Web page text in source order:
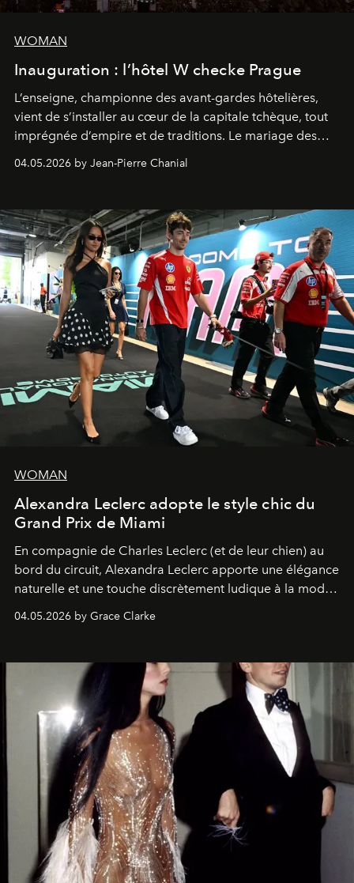
WOMAN
Inauguration : l’hôtel W checke Prague
L’enseigne, championne des avant-gardes hôtelières,
vient de s’installer au cœur de la capitale tchèque, tout
imprégnée d’empire et de traditions. Le mariage des
extrêmes fait merveille.
04.05.2026 by Jean-Pierre Chanial
WOMAN
Alexandra Leclerc adopte le style chic du
Grand Prix de Miami
En compagnie de Charles Leclerc (et de leur chien) au
bord du circuit, Alexandra Leclerc apporte une élégance
naturelle et une touche discrètement ludique à la mode
de la Formule 1.
04.05.2026 by Grace Clarke